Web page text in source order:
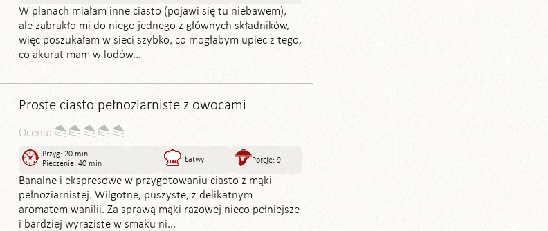
W planach miałam inne ciasto (pojawi się tu niebawem),
ale zabrakło mi do niego jednego z głównych składników,
więc poszukałam w sieci szybko, co mogłabym upiec z tego,
co akurat mam w lodów...
Proste ciasto pełnoziarniste z owocami
Ocena:
Przyg: 20 min
Pieczenie: 40 min
Łatwy Porcje: 9
Banalne i ekspresowe w przygotowaniu ciasto z mąki
pełnoziarnistej. Wilgotne, puszyste, z delikatnym
aromatem wanilii. Za sprawą mąki razowej nieco pełniejsze
i bardziej wyraziste w smaku ni...